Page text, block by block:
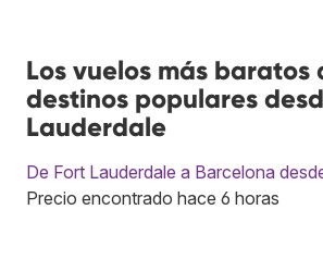
Los vuelos más baratos
destinos populares
Lauderdale
De Fort Lauderdale a Barcelona
Precio encontrado hace 6 horas